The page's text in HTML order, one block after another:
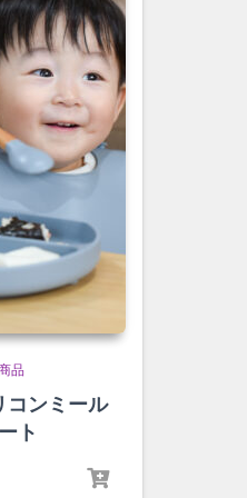
品
コンミール
ト